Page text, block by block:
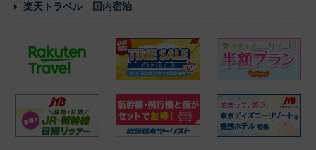
楽天トラベル 国内宿泊